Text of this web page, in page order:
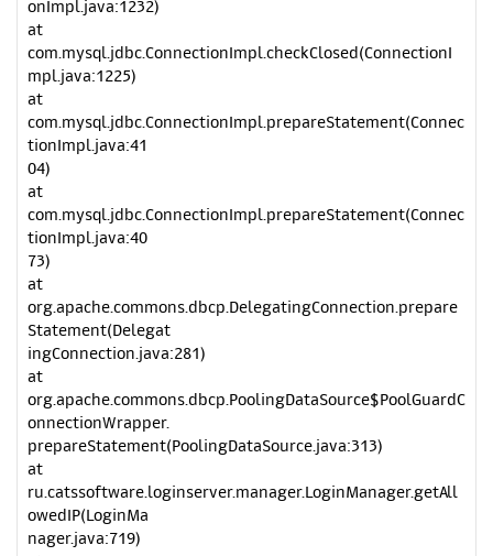
onImpl.java:1232)
at
com.mysql.jdbc.ConnectionImpl.checkClosed(ConnectionI
mpl.java:1225)
at
com.mysql.jdbc.ConnectionImpl.prepareStatement(Connec
tionImpl.java:41
04)
at
com.mysql.jdbc.ConnectionImpl.prepareStatement(Connec
tionImpl.java:40
73)
at
org.apache.commons.dbcp.DelegatingConnection.prepare
Statement(Delegat
ingConnection.java:281)
at
org.apache.commons.dbcp.PoolingDataSource$PoolGuardC
onnectionWrapper.
prepareStatement(PoolingDataSource.java:313)
at
ru.catssoftware.loginserver.manager.LoginManager.getAll
owedIP(LoginMa
nager.java:719)